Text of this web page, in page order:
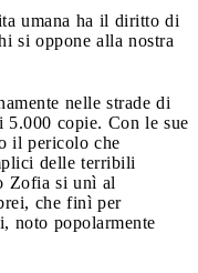
umana ha il diritto di
si oppone alla nostra
nelle strade di
5.000 copie. Con le sue
il pericolo che
delle terribili
Zofia si unì al
che finì per
noto popolarmente